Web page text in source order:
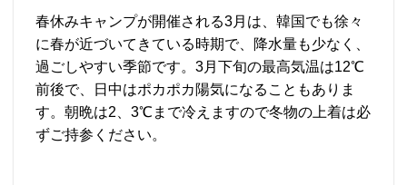
春休みキャンプが開催される3月は、韓国でも徐々
に春が近づいてきている時期で、降水量も少なく、
過ごしやすい季節です。3月下旬の最高気温は12℃
前後で、日中はポカポカ陽気になることもありま
す。朝晩は2、3℃まで冷えますので冬物の上着は必
ずご持参ください。